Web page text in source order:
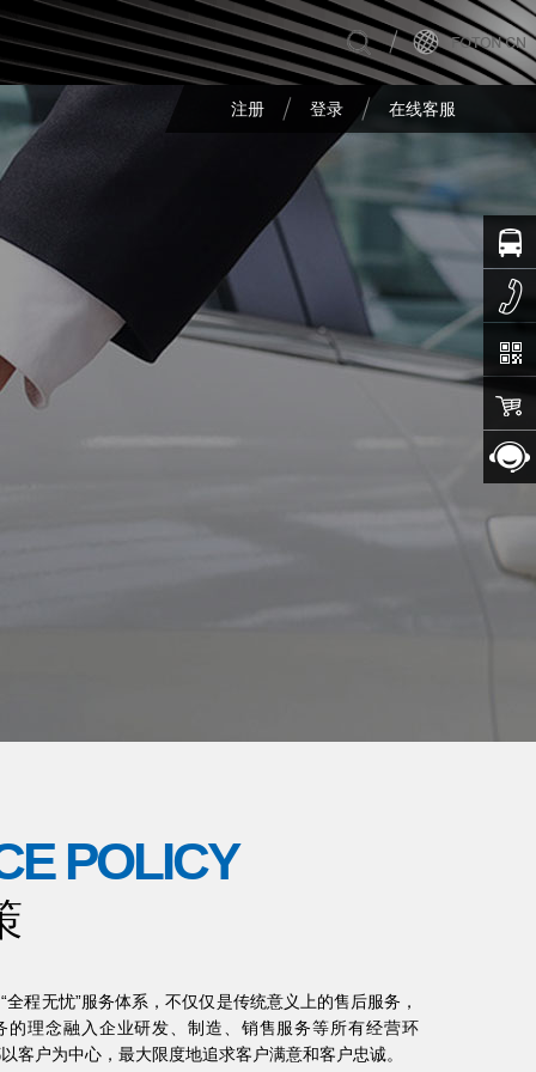
注册 登录 在线客服
在线订车
经销商查询
POLICY
全程无忧”服务体系，不仅仅是传统意义上的售后服务，
的理念融入企业研发、制造、销售服务等所有经营环
客户为中心，最大限度地追求客户满意和客户忠诚。